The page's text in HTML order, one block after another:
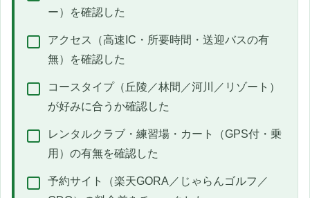
ー）を確認した
アクセス（高速IC・所要時間・送迎バスの有
無）を確認した
コースタイプ（丘陵／林間／河川／リゾート）
が好みに合うか確認した
レンタルクラブ・練習場・カート（GPS付・乗
用）の有無を確認した
予約サイト（楽天GORA／じゃらんゴルフ／